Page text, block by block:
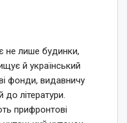
не лише будинки,
й український
фонди, видавничу
літератури.
прифронтові